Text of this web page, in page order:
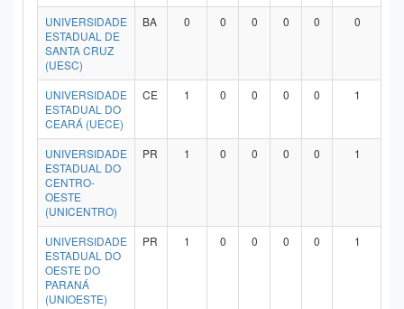
UNIVERSIDADE
ESTADUAL DE
SANTA CRUZ
(UESC)
BA 0 0 0 0 0 0
UNIVERSIDADE
ESTADUAL DO
CEARÁ (UECE)
CE 1 0 0 0 0 1
UNIVERSIDADE
ESTADUAL DO
CENTRO-
OESTE
(UNICENTRO)
PR 1 0 0 0 0 1
UNIVERSIDADE
ESTADUAL DO
OESTE DO
PARANÁ
(UNIOESTE)
PR 1 0 0 0 0 1